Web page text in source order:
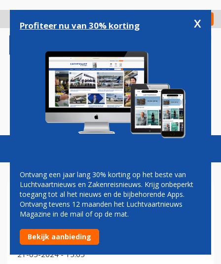
gaan
Check in
Magazine Podcasts Vacatures
BTW-VERHOGING
Nieuwe regeringspartijen willen magazines stuk
duurder maken
21-05-2024 - 15:05
Profiteer nu van 30% korting x
Ontvang een jaar lang 30% korting op het beste van
Luchtvaartnieuws en Zakenreisnieuws. Krijg onbeperkt
toegang tot al het nieuws en de bijbehorende Apps.
Ontvang tevens 12 maanden het Luchtvaartnieuws
Magazine in de mail of op de mat.
Bekijk aanbieding